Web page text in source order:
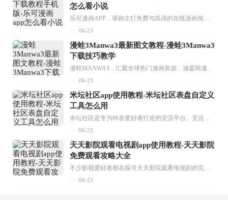
怎么看小说
乐可漫画APP，堪称主打免费与高清的在线漫画阅读神器。其官方版提供海量完整版漫画资源，无论是国内漫画，还是日漫、韩漫、台漫、美漫等国外漫画，应有尽有，随时供你阅读。只需轻点一下，便能直接进入阅读界面。不仅如此，乐可漫画最新版本更新速度极快，在这里，你总能抢先看到全网一手漫画章节内容！...
06-23
漫蛙3Manwa3最新图文教程-漫蛙3Manwa3
下载技巧教学
漫蛙MANWA3，汇聚全球热门漫画资源，涵盖韩漫、欧美漫画、国漫等多种类型，题材丰富多样，全方位满足用户阅读喜好。它不仅是阅读平台，更是创作平台，为广大用户打造零门槛创作环境。...
06-23
米坛社区app使用教程-米坛社区表盘自定义
工具怎么用
米坛社区是专为钟表爱好者打造的交流平台。无论你是初涉钟表领域的普通爱好者，还是拥有多年收藏经验的资深玩家，都能在此找到属于自己的天地。 无需注册，就能轻松参与其中。通过专业的讨论论坛与丰富的交互功能，你可与世界各地的钟表爱好者畅快交流。若你钟情于钟表，米坛社区无疑是值得一试的理想之选。在这里，你能获取最新的手表资讯，交流见解，提升鉴赏品味，让每一块手表都成为收藏故事中重要的一部分。感兴趣的朋友，不要错过下载机会。...
06-23
天天影院观看电视剧app使用教程-天天影院
免费观看攻略大全
不少影视爱好者都在探寻天天影院观看电视剧的完整方法，结合最新平台使用规则，本篇新手入门攻略全面讲解观看渠道、检索流程、播放设置以及画面模式调整等实用内容。全文适配手机、电脑等主流设备，步骤简洁易懂，无论是初次使用的新手，还是想要优化观影体验的用户，都能参照内容快速上手，熟练掌握平台各项操作技巧，轻松畅享影视内容。...
06-23